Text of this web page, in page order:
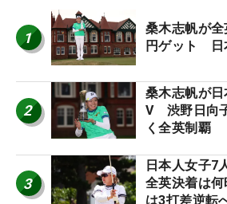
1
桑木志帆が
円ゲット 日
2
桑木志帆が
V 渋野日向
く全英制覇
3
日本人女子7
全英決着は
は3打差逆転